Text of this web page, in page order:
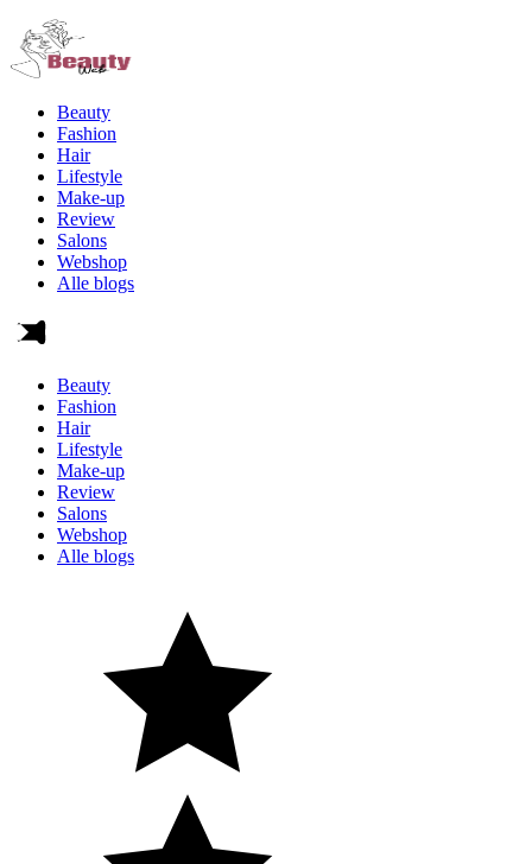
Beauty
Fashion
Hair
Lifestyle
Make-up
Review
Salons
Webshop
Alle blogs
Beauty
Fashion
Hair
Lifestyle
Make-up
Review
Salons
Webshop
Alle blogs